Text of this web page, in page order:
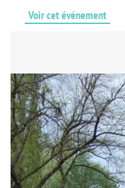
Voir cet événement